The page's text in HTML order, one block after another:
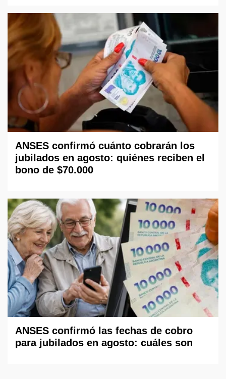
ANSES confirmó cuánto cobrarán los
jubilados en agosto: quiénes reciben el
bono de $70.000
ANSES confirmó las fechas de cobro
para jubilados en agosto: cuáles son